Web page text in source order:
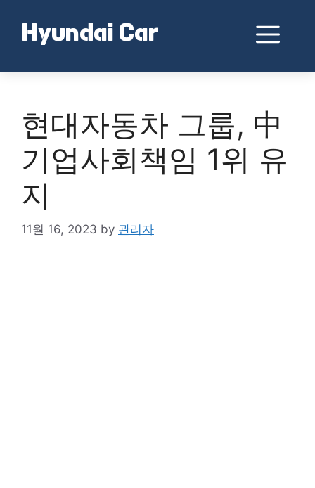
contentHyundai Car
현대자동차 그룹, 中
기업사회책임 1위 유
지
11월 16, 2023 by 관리자